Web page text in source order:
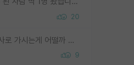
20
옮기시려면 미국박사로 가시는게 어떨까 싶네요. 교수가 꿈이면 미국박사 하고 미국교수 까지 같이 노리시는게 기회가 많지 않을까요?
9